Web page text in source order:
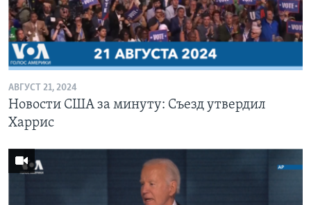
АВГУСТ 21, 2024
Новости США за минуту: Съезд утвердил
Харрис